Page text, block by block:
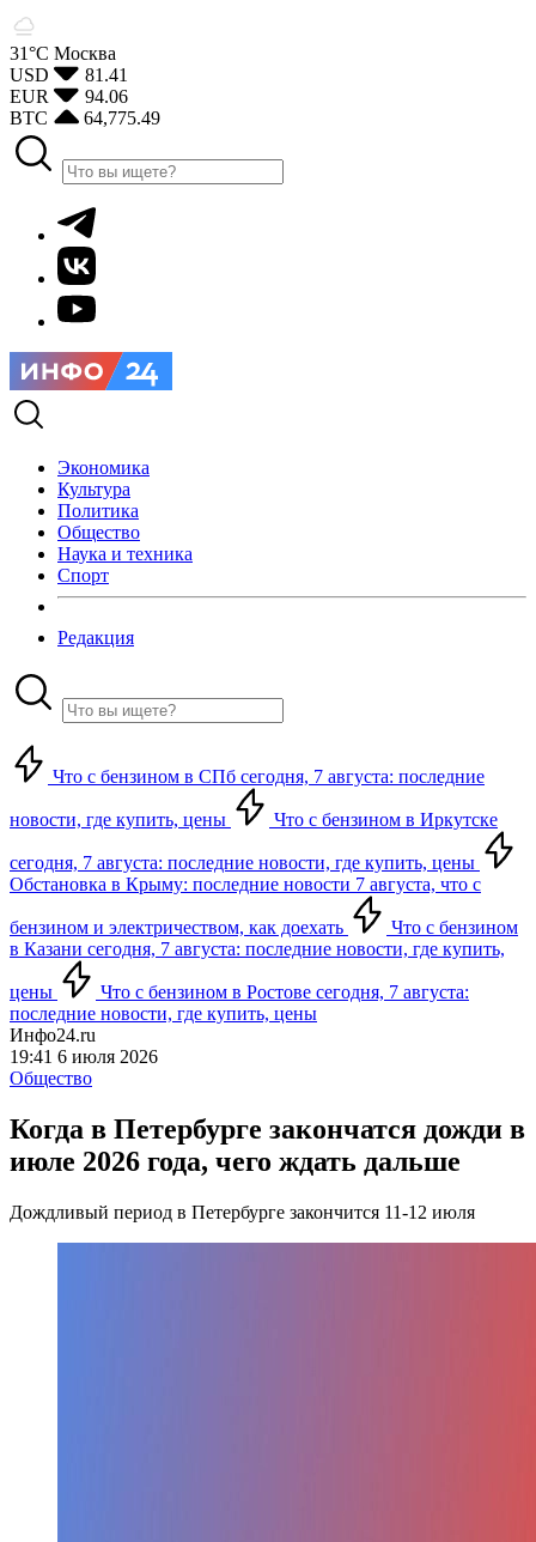
31°С Москва
USD
81.41
EUR
94.06
BTC
64,775.49
Экономика
Культура
Политика
Общество
Наука и техника
Спорт
Редакция
Что с бензином в СПб сегодня, 7 августа: последние
новости, где купить, цены Что с бензином в Иркутске
сегодня, 7 августа: последние новости, где купить, цены
Обстановка в Крыму: последние новости 7 августа, что с
бензином и электричеством, как доехать
Что с бензином
в Казани сегодня, 7 августа: последние новости, где купить,
цены
Что с бензином в Ростове сегодня, 7 августа:
последние новости, где купить, цены
Инфо24.ru
19:41 6 июля 2026
Общество
Когда в Петербурге закончатся дожди в
июле 2026 года, чего ждать дальше
Дождливый период в Петербурге закончится 11-12 июля